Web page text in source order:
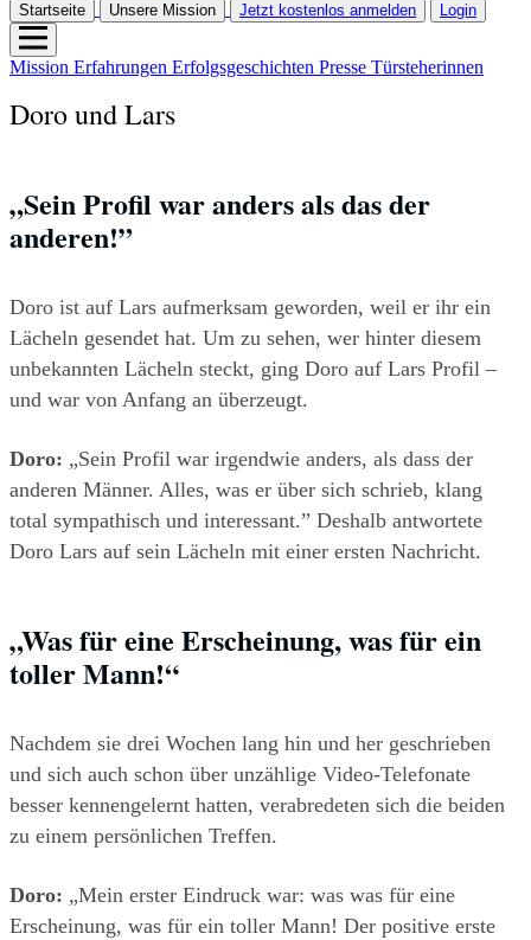
Startseite Unsere Mission Jetzt kostenlos anmelden Login
Mission Erfahrungen Erfolgsgeschichten Presse Türsteherinnen
Doro und Lars
„Sein Profil war anders als das der
anderen!”
Doro ist auf Lars aufmerksam geworden, weil er ihr ein
Lächeln gesendet hat. Um zu sehen, wer hinter diesem
unbekannten Lächeln steckt, ging Doro auf Lars Profil –
und war von Anfang an überzeugt.
Doro: „Sein Profil war irgendwie anders, als dass der
anderen Männer. Alles, was er über sich schrieb, klang
total sympathisch und interessant.” Deshalb antwortete
Doro Lars auf sein Lächeln mit einer ersten Nachricht.
„Was für eine Erscheinung, was für ein
toller Mann!“
Nachdem sie drei Wochen lang hin und her geschrieben
und sich auch schon über unzählige Video-Telefonate
besser kennengelernt hatten, verabredeten sich die beiden
zu einem persönlichen Treffen.
Doro: „Mein erster Eindruck war: was was für eine
Erscheinung, was für ein toller Mann! Der positive erste